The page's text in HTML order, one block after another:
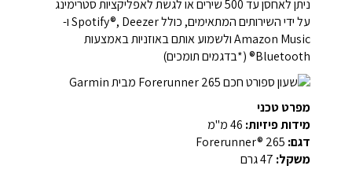
ניתן לאחסן עד 500 שירים או לגשת לאפליקציות סטרימינג
על ידי השירותים המתאימים, כולל Spotify®, Deezer ו-
Amazon Music ולשמוע אותם באוזניות באמצעות
Bluetooth® (*בדגמים תומכים)
מפרט טכני
מידות פיזיות:
דגם:
משקל: